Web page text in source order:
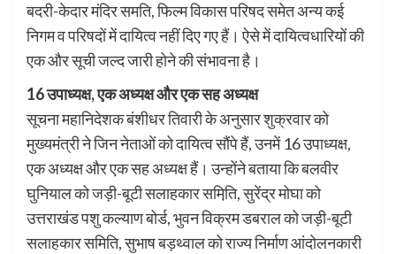
बदरी-केदार मंदिर समति, फिल्म विकास परिषद समेत अन्य कई
निगम व परिषदों में दायित्व नहीं दिए गए हैं। ऐसे में दायित्वधारियों की
एक और सूची जल्द जारी होने की संभावना है।
16 उपाध्यक्ष, एक अध्यक्ष और एक सह अध्यक्ष
सूचना महानिदेशक बंशीधर तिवारी के अनुसार शुक्रवार को
मुख्यमंत्री ने जिन नेताओं को दायित्व सौंपे हैं, उनमें 16 उपाध्यक्ष,
एक अध्यक्ष और एक सह अध्यक्ष हैं। उन्होंने बताया कि बलवीर
घुनियाल को जड़ी-बूटी सलाहकार समिति़, सुरेंद्र मोघा को
उत्तराखंड पशु कल्याण बोर्ड, भुवन विक्रम डबराल को जड़ी-बूटी
सलाहकार समिति, सुभाष बड़थ्वाल को राज्य निर्माण आंदोलनकारी